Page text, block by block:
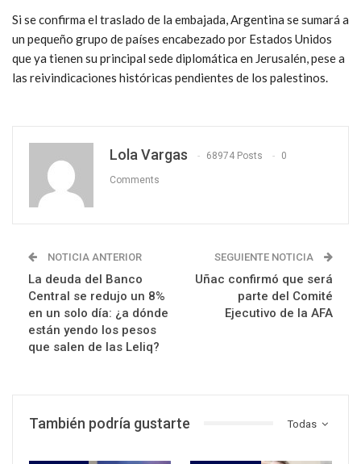
Si se confirma el traslado de la embajada, Argentina se sumará a
un pequeño grupo de países encabezado por Estados Unidos
que ya tienen su principal sede diplomática en Jerusalén, pese a
las reivindicaciones históricas pendientes de los palestinos.
Lola Vargas 68974 Posts 0
Comments
NOTICIA ANTERIOR
La deuda del Banco
Central se redujo un 8%
en un solo día: ¿a dónde
están yendo los pesos
que salen de las Leliq?
SEGUIENTE NOTICIA
Uñac confirmó que será
parte del Comité
Ejecutivo de la AFA
Todas
También podría gustarte